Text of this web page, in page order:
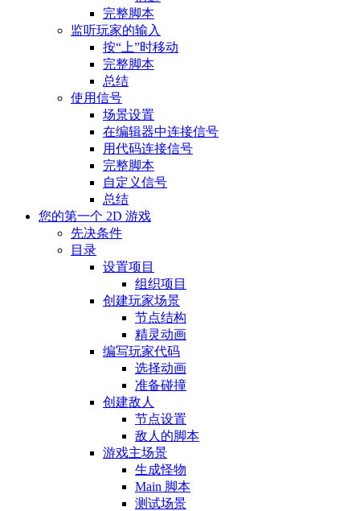
完整脚本
监听玩家的输入
按“上”时移动
完整脚本
总结
使用信号
场景设置
在编辑器中连接信号
用代码连接信号
完整脚本
自定义信号
总结
您的第一个 2D 游戏
先决条件
目录
设置项目
组织项目
创建玩家场景
节点结构
精灵动画
编写玩家代码
选择动画
准备碰撞
创建敌人
节点设置
敌人的脚本
游戏主场景
生成怪物
Main 脚本
测试场景